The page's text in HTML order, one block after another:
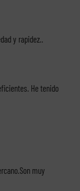
y rapidez..
He tenido
muy